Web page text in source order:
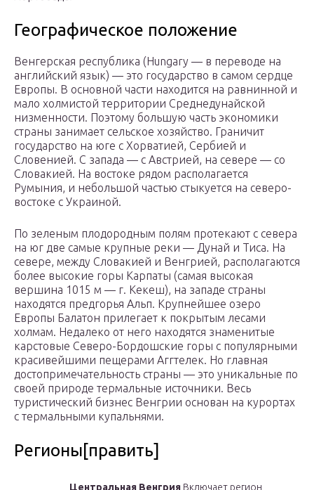
Географическое положение
Венгерская республика (Hungary — в переводе на
английский язык) — это государство в самом сердце
Европы. В основной части находится на равнинной и
мало холмистой территории Среднедунайской
низменности. Поэтому большую часть экономики
страны занимает сельское хозяйство. Граничит
государство на юге с Хорватией, Сербией и
Словенией. С запада — с Австрией, на севере — со
Словакией. На востоке рядом располагается
Румыния, и небольшой частью стыкуется на северо-
востоке с Украиной.
По зеленым плодородным полям протекают с севера
на юг две самые крупные реки — Дунай и Тиса. На
севере, между Словакией и Венгрией, располагаются
более высокие горы Карпаты (самая высокая
вершина 1015 м — г. Кекеш), на западе страны
находятся предгорья Альп. Крупнейшее озеро
Европы Балатон прилегает к покрытым лесами
холмам. Недалеко от него находятся знаменитые
карстовые Северо-Бордошские горы с популярными
красивейшими пещерами Аггтелек. Но главная
достопримечательность страны — это уникальные по
своей природе термальные источники. Весь
туристический бизнес Венгрии основан на курортах
с термальными купальнями.
Регионы[править]
Центральная ВенгрияВключает регион